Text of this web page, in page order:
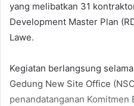
yang melibatkan 31
Development Master Plan
Lawe.
Kegiatan berlangsung
Gedung New Site Office
penandatanganan Komitmen